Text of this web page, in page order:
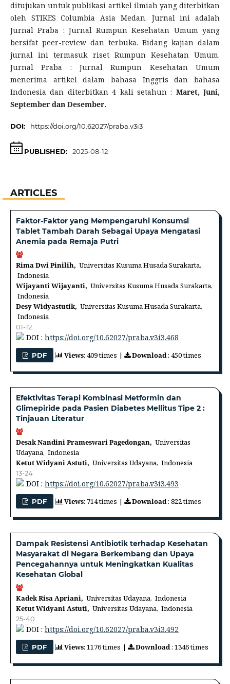
ditujukan untuk publikasi artikel ilmiah yang diterbitkan
oleh STIKES Columbia Asia Medan. Jurnal ini adalah
Jurnal Praba : Jurnal Rumpun Kesehatan Umum yang
bersifat peer-review dan terbuka. Bidang kajian dalam
jurnal ini termasuk riset Rumpun Kesehatan Umum.
Jurnal Praba : Jurnal Rumpun Kesehatan Umum
menerima artikel dalam bahasa Inggris dan bahasa
Indonesia dan diterbitkan 4 kali setahun : Maret, Juni,
September dan Desember.
DOI: https://doi.org/10.62027/praba.v3i3
PUBLISHED: 2025-08-12
ARTICLES
Faktor-Faktor yang Mempengaruhi Konsumsi
Tablet Tambah Darah Sebagai Upaya Mengatasi
Anemia pada Remaja Putri
Rima Dwi Pinilih, Universitas Kusuma Husada Surakarta,
Indonesia
Wijayanti Wijayanti, Universitas Kusuma Husada Surakarta,
Indonesia
Desy Widyastutik, Universitas Kusuma Husada Surakarta,
Indonesia
01-12
DOI : https://doi.org/10.62027/praba.v3i3.468
PDF Views: 409 times | Download: 450 times
Efektivitas Terapi Kombinasi Metformin dan
Glimepiride pada Pasien Diabetes Mellitus Tipe 2 :
Tinjauan Literatur
Desak Nandini Prameswari Pagedongan, Universitas
Udayana, Indonesia
Ketut Widyani Astuti, Universitas Udayana, Indonesia
13-24
DOI : https://doi.org/10.62027/praba.v3i3.493
PDF Views: 714 times | Download: 822 times
Dampak Resistensi Antibiotik terhadap Kesehatan
Masyarakat di Negara Berkembang dan Upaya
Pencegahannya untuk Meningkatkan Kualitas
Kesehatan Global
Kadek Risa Apriani, Universitas Udayana, Indonesia
Ketut Widyani Astuti, Universitas Udayana, Indonesia
25-40
DOI : https://doi.org/10.62027/praba.v3i3.492
PDF Views: 1176 times | Download: 1346 times